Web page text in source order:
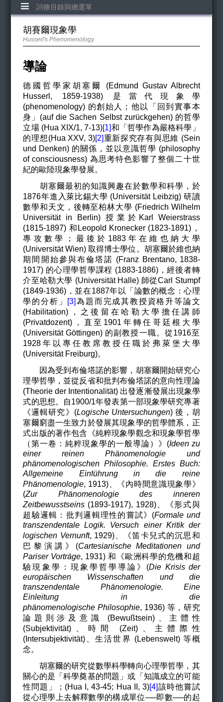
詞條目錄與總選單
胡賽爾現象學
Husserl's Phenomenology
導論
德國哲學家胡塞爾 (Edmund Gustav Albrecht
Husserl, 1859-1938) 是當代現象學
(phenomenology) 的創始人；他以「回到實事本
身」(auf die Sachen Selbst zurückgehen) 的哲學
立場 (Hua XIX/1, 7-13)[1]和「哲學作為嚴格科學」
的理想(Hua XXV, 3)[2]重新探究存有與思維 (Sein
und Denken) 的關係，並以意識哲學 (philosophy
of consciousness) 為思考特色影響了整個二十世
紀的歐陸現象學發展。
胡塞爾最初的知識興趣在於數學和科學，於
1876年進入萊比錫大學 (Universität Leibzig) 研讀
數學和天文，後轉至柏林大學 (Friedrich Wilhelm
Universität in Berlin) 授業於Karl Weierstrass
(1815-1897) 和Leopold Kronecker (1823-1891)，
專攻數學；最後於1883年在維也納大學
(Universität Wien) 取得博士學位。胡塞爾於維也納
期間開始參與布倫塔諾 (Franz Brentano, 1838-
1917) 的心理學哲學課程 (1883-1886)，經後者轉
介至哈勒大學 (Universität Halle) 師從Carl Stumpf
(1849-1936)，並在1887年以「論數的概念：心理
學的分析」 [3] 為題而完成其教授資格升等論文
(Habilitation) ， 之後留在哈勒大學擔任講師
(Privatdozent)，直至1901年轉任哥廷根大學
(Universität Göttingen) 的副教授一職。從1916至
1928年以專任教席教授任職於弗萊堡大學
(Universität Freiburg)。
因為受到布倫塔諾的影響，胡塞爾開始研究心
理學哲學，並從反省和批判布倫塔諾的意向性理論
(Theorie der Intentionalität) 出發逐漸發展出現象學
式的思想。自1900/1年發表第一部現象學研究專著
《邏輯研究》(Logische Untersuchungen) 後，胡
塞爾窮盡一生致力於發展其現象學的哲學體系，正
式出版的著作包含《純粹現象學觀念和現象學哲學
（第一卷：純粹現象學的一般導論）》(Ideen zu
einer reinen Phänomenologie und
phänomenologischen Philosophie. Erstes Buch:
Allgemeine Einführung in die reine
Phänomenologie, 1913) 、《內時間意識現象學》
(Zur Phänomenologie des inneren
Zeitbewusstseins (1893-1917), 1928)、《形式與
超驗邏輯：批判邏輯理性的嘗試》(Formale und
transzendentale Logik. Versuch einer Kritik der
logischen Vernunft, 1929)、《笛卡兒式的沉思和
巴黎演講》(Cartesianische Meditationen und
Pariser Vorträge, 1931) 和《歐洲科學的危機和超
驗現象學：現象學哲學導論》(Die Krisis der
europäischen Wissenschaften und die
transzendentale Phänomenologie. Eine
Einleitung in die
phänomenologische Philosophie, 1936) 等，研究
論題則涉及意識 (Bewußtsein)、主體性
(Subjektivität)、時間 (Zeit)、主體際性
(Intersubjektivität)、生活世界 (Lebenswelt) 等概
念。
胡塞爾的研究從數學科學轉向心理學哲學，其
關心的是「科學奠基的問題」或「知識成立的可能
性問題」；(Hua I, 43-45; Hua II, 3)[4]該時他嘗試
從心理學上去解釋數學的構成單位──即數──的起